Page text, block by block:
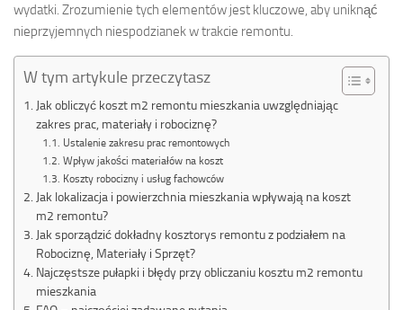
wydatki. Zrozumienie tych elementów jest kluczowe, aby uniknąć
nieprzyjemnych niespodzianek w trakcie remontu.
W tym artykule przeczytasz
Jak obliczyć koszt m2 remontu mieszkania uwzględniając
zakres prac, materiały i robociznę?
Ustalenie zakresu prac remontowych
Wpływ jakości materiałów na koszt
Koszty robocizny i usług fachowców
Jak lokalizacja i powierzchnia mieszkania wpływają na koszt
m2 remontu?
Jak sporządzić dokładny kosztorys remontu z podziałem na
Robociznę, Materiały i Sprzęt?
Najczęstsze pułapki i błędy przy obliczaniu kosztu m2 remontu
mieszkania